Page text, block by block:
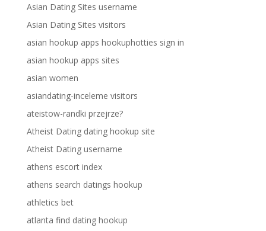
Asian Dating Sites username
Asian Dating Sites visitors
asian hookup apps hookuphotties sign in
asian hookup apps sites
asian women
asiandating-inceleme visitors
ateistow-randki przejrze?
Atheist Dating dating hookup site
Atheist Dating username
athens escort index
athens search datings hookup
athletics bet
atlanta find dating hookup